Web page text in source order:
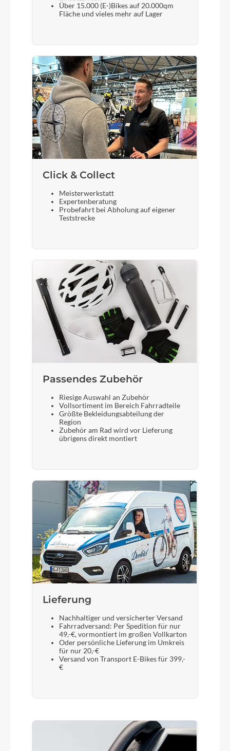
Gabel
Unicrown Gabel
Sattelstütze
Aluminium Kerze
Über 15.000 (E-)Bikes auf 20.000qm
Fläche und vieles mehr auf Lager
Click & Collect
Meisterwerkstatt
Expertenberatung
Probefahrt bei Abholung auf eigener
Teststrecke
Passendes Zubehör
Riesige Auswahl an Zubehör
Vollsortiment im Bereich Fahrradteile
Größte Bekleidungsabteilung der
Region
Zubehör am Rad wird vor Lieferung
übrigens direkt montiert
Lieferung
Nachhaltiger und versicherter Versand
Fahrradversand: Per Spedition für nur
49,-€, vormontiert im großen Vollkarton
Oder persönliche Lieferung im Umkreis
für nur 20,-€
Versand von Transport E-Bikes für 399,-
€